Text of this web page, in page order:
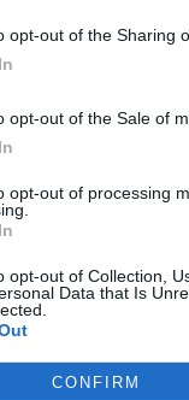
opt-out of the Sharing
opt-out of the Sale of
opt-out of processing
opt-out of Collection,
Data that Is
CONFIRM
Dios